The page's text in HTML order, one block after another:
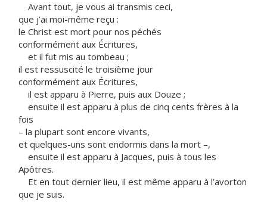
Avant tout, je vous ai transmis ceci,
que j’ai moi-même reçu :
le Christ est mort pour nos péchés
conformément aux Écritures,
et il fut mis au tombeau ;
il est ressuscité le troisième jour
conformément aux Écritures,
il est apparu à Pierre, puis aux Douze ;
ensuite il est apparu à plus de cinq cents frères à la
fois
– la plupart sont encore vivants,
et quelques-uns sont endormis dans la mort –,
ensuite il est apparu à Jacques, puis à tous les
Apôtres.
Et en tout dernier lieu, il est même apparu à l’avorton
que je suis.